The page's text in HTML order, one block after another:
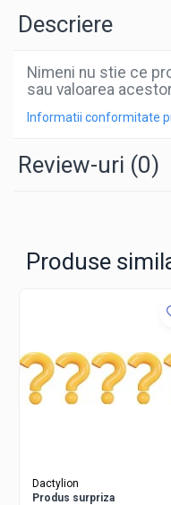
Descriere
Nimeni nu stie ce
sau valoarea
Informatii conformitate
Review-uri (0)
Produse
Dactylion
Produs surpriza